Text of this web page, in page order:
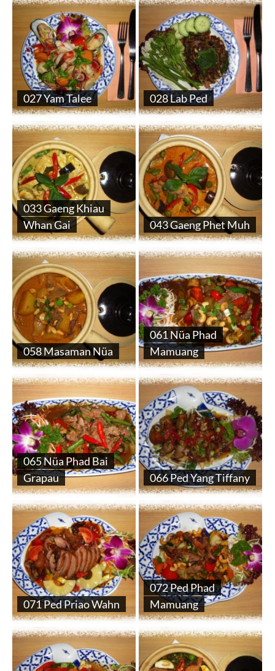
027 Yam Talee 028 Lab Ped
033 Gaeng Khiau
Whan Gai
043 Gaeng Phet Muh
058 Masaman Nüa
061 Nüa Phad
Mamuang
065 Nüa Phad Bai
Grapau
066 Ped Yang Tiffany
071 Ped Priao Wahn
072 Ped Phad
Mamuang